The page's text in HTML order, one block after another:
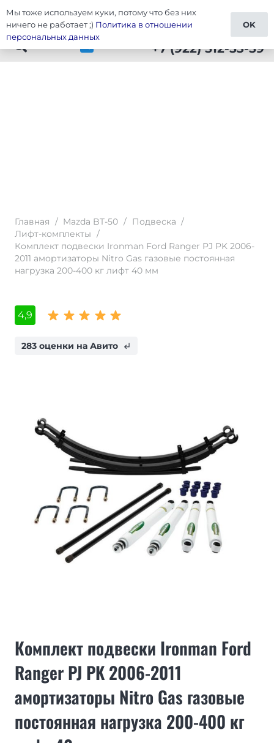
Тюнинг Mazda BT-50
+7 (922) 512-53-59
Главная / Mazda BT-50 / Подвеска /
Лифт-комплекты /
Комплект подвески Ironman Ford Ranger PJ PK 2006-
2011 амортизаторы Nitro Gas газовые постоянная
нагрузка 200-400 кг лифт 40 мм
4,9
283 оценки на Авито subdirectory_arrow_left
Комплект подвески Ironman Ford
Ranger PJ PK 2006-2011
амортизаторы Nitro Gas газовые
постоянная нагрузка 200-400 кг
Мы тоже используем куки, потому что без них
ничего не работает ;) Политика в отношении
персональных данных
OK